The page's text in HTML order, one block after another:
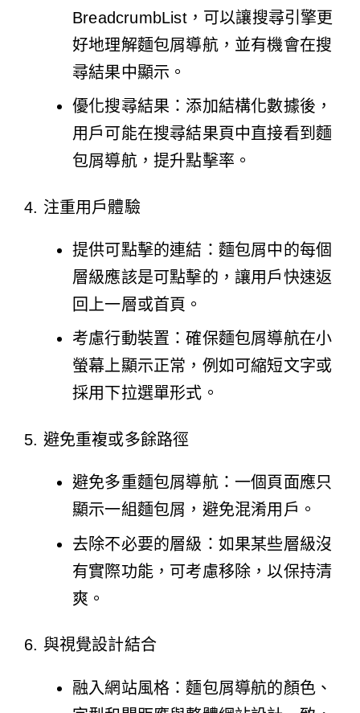
BreadcrumbList，可以讓搜尋引擎更
好地理解麵包屑導航，並有機會在搜
尋結果中顯示。
優化搜尋結果：添加結構化數據後，
用戶可能在搜尋結果頁中直接看到麵
包屑導航，提升點擊率。
4. 注重用戶體驗
提供可點擊的連結：麵包屑中的每個
層級應該是可點擊的，讓用戶快速返
回上一層或首頁。
考慮行動裝置：確保麵包屑導航在小
螢幕上顯示正常，例如可縮短文字或
採用下拉選單形式。
5. 避免重複或多餘路徑
避免多重麵包屑導航：一個頁面應只
顯示一組麵包屑，避免混淆用戶。
去除不必要的層級：如果某些層級沒
有實際功能，可考慮移除，以保持清
爽。
6. 與視覺設計結合
融入網站風格：麵包屑導航的顏色、